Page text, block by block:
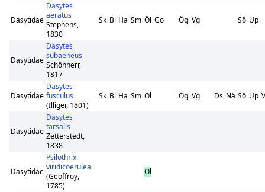
Dasytidae
Dasytes
aeratus
Stephens,
1830
Sk Bl Ha Sm Öl Go Ög Vg Sö Up
Dasytidae
Dasytes
subaeneus
Schönherr,
1817
Dasytidae
Dasytes
fusculus
(Illiger, 1801)
Sk Bl Ha Sm Öl Ög Vg Ds Nä Sö Up
Dasytidae
Dasytes
tarsalis
Zetterstedt,
1838
Dasytidae
Psilothrix
viridicoerulea
(Geoffroy,
1785)
Öl